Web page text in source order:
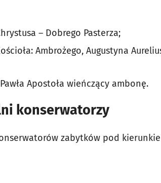
– Dobrego Pasterza;
Ambrożego, Augustyna
Apostoła wieńczący ambonę.
konserwatorzy
zabytków pod